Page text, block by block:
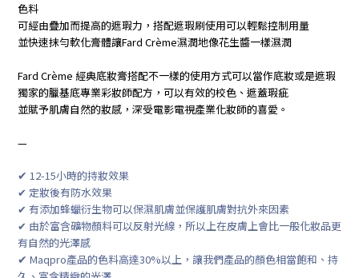
色料
可經由疊加而提高的遮瑕力，搭配遮瑕刷使用可以輕鬆控制用量
並快速抹勻軟化膏體讓Fard Crème濕潤地像花生醬一樣濕潤
Fard Crème 經典底妝膏搭配不一樣的使用方式可以當作底妝或是遮瑕
獨家的臘基底專業彩妝師配方，可以有效的校色、遮蓋瑕疵
並賦予肌膚自然的妝感，深受電影電視產業化妝師的喜愛。
—
✔ 12-15小時的持妝效果
✔ 定妝後有防水效果
✔ 有添加蜂蠟衍生物可以保濕肌膚並保護肌膚對抗外來因素
✔ 由於富含礦物顏料可以反射光線，所以上在皮膚上會比一般化妝品更
有自然的光澤感
✔ Maqpro產品的色料高達30%以上，讓我們產品的顏色相當飽和、持